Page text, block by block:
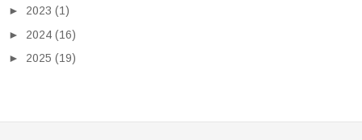
► 2023 (1)
► 2024 (16)
► 2025 (19)